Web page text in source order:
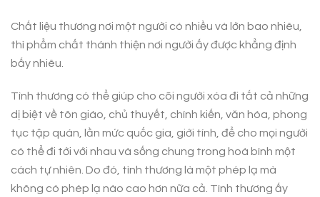
Chất liệu thương nơi một người có nhiều và lớn bao nhiêu,
thì phẩm chất thánh thiện nơi người ấy được khẳng định
bấy nhiêu.
Tình thương có thể giúp cho cõi người xóa đi tất cả những
dị biệt về tôn giáo, chủ thuyết, chính kiến, văn hóa, phong
tục tập quán, lằn mức quốc gia, giới tính, để cho mọi người
có thể đi tới với nhau và sống chung trong hoà bình một
cách tự nhiên. Do đó, tình thương là một phép lạ mà
không có phép lạ nào cao hơn nữa cả. Tình thương ấy